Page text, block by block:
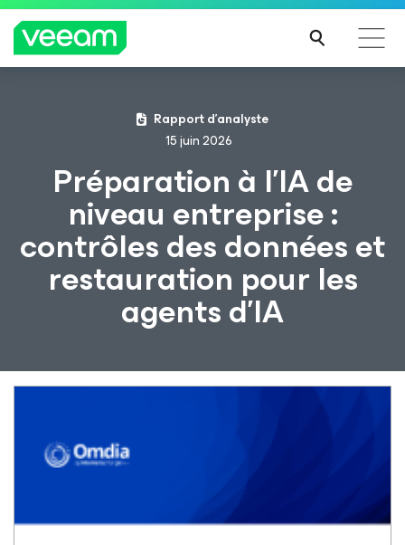
Recommandations de Veeam pour les clients
impactés par la mise à jour de CrowdStrike
Rapport d’analyste
15 juin 2026
Préparation à l’IA de
niveau entreprise :
contrôles des données et
restauration pour les
agents d’IA